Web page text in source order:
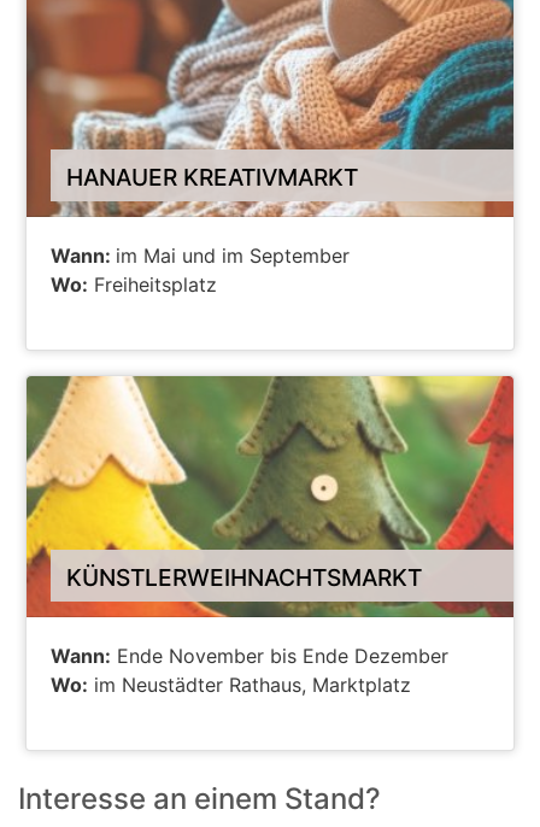
HANAUER KREATIVMARKT
Wann: im Mai und im September
Wo: Freiheitsplatz
KÜNSTLERWEIHNACHTSMARKT
Wann: Ende November bis Ende Dezember
Wo: im Neustädter Rathaus, Marktplatz
Interesse an einem Stand?